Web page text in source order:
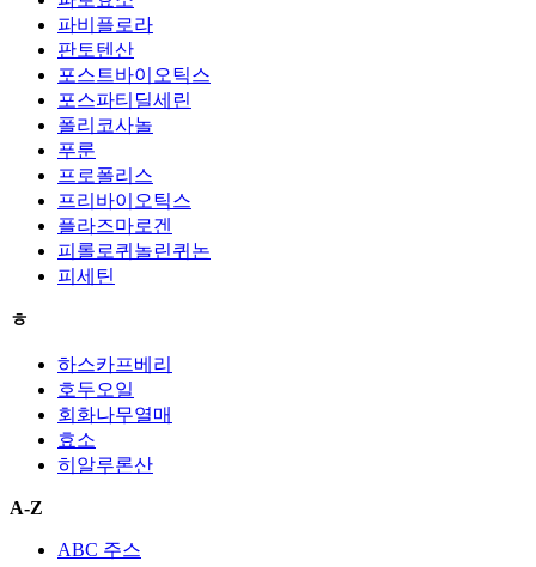
파비플로라
판토텐산
포스트바이오틱스
포스파티딜세린
폴리코사놀
푸룬
프로폴리스
프리바이오틱스
플라즈마로겐
피롤로퀴놀린퀴논
피세틴
ㅎ
하스카프베리
호두오일
회화나무열매
효소
히알루론산
A-Z
ABC 주스